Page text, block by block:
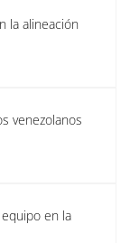
la alineación
venezolanos
en la